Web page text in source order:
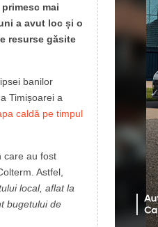
mai
a avut loc și o
resurse găsite
banilor
Timișoarei a
caldă pe timpul
care au fost
Astfel,
local, aflat la
bugetului de